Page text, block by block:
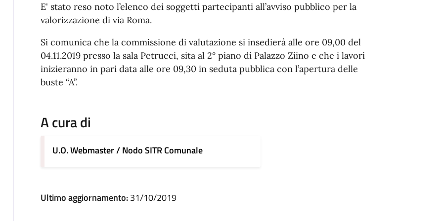
E' stato reso noto l’elenco dei soggetti partecipanti all’avviso pubblico per la
valorizzazione di via Roma.
Si comunica che la commissione di valutazione si insedierà alle ore 09,00 del
04.11.2019 presso la sala Petrucci, sita al 2° piano di Palazzo Ziino e che i lavori
inizieranno in pari data alle ore 09,30 in seduta pubblica con l’apertura delle
buste “A”.
A cura di
U.O. Webmaster / Nodo SITR Comunale
Ultimo aggiornamento:31/10/2019